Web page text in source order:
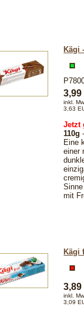
Kägi
3,99
inkl.
3,63
Jetzt
110g
Eine
einer
mit
Kägi
3,89
inkl.
3,09